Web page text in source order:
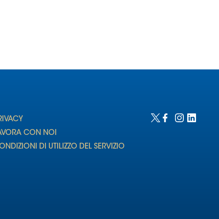
CON NOI
DI UTILIZZO DEL SERVIZIO